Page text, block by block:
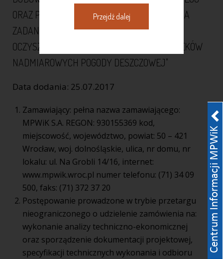
ORAZ PEŁNIENIE NADZORU AUTORSKIEGO DLA
ZADANIA "DOSTOSOWANIE WROCŁAWSKIEJ
OCZYSZCZALNI ŚCIEKÓW DO PRZEJĘCIA ŚCIEKÓW
NADMIAROWYCH POGODY DESZCZOWEJ"
Data dodania: 25.07.2017
Zamawiający: pełna nazwa zamawiającego:
MPWiK S.A. REGON: 930155369 kod,
miejscowość, województwo, powiat: 50 – 421
Wrocław, woj. dolnośląskie, ulica, nr domu, nr
lokalu: ul. Na Grobli 14/16, internet:
www.mpwik.wroc.pl numer telefonu: (71) 34 09
500, faks: (71) 372 37 20
Postępowanie prowadzone w trybie przetargu
nieograniczonego o udzielenie zamówienia na:
wykonanie analizy techniczno-ekonomicznej
oraz sporządzenie dokumentacji projektowej,
specyfikacji technicznych wykonania i odbioru
Przejdź dalej